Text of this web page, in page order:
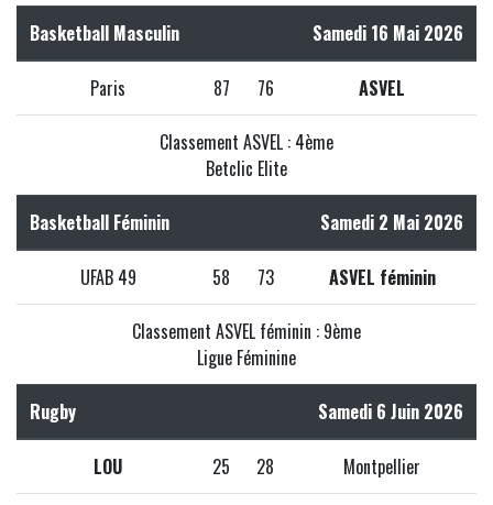
Basketball Masculin Samedi 16 Mai 2026
Paris 87 76 ASVEL
Classement ASVEL : 4ème
Betclic Elite
Basketball Féminin Samedi 2 Mai 2026
UFAB 49 58 73 ASVEL féminin
Classement ASVEL féminin : 9ème
Ligue Féminine
Rugby Samedi 6 Juin 2026
LOU 25 28 Montpellier